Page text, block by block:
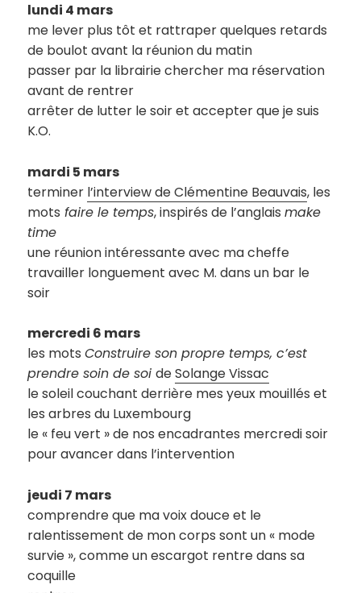
lundi 4 mars
me lever plus tôt et rattraper quelques retards
de boulot avant la réunion du matin
passer par la librairie chercher ma réservation
avant de rentrer
arrêter de lutter le soir et accepter que je suis
K.O.
mardi 5 mars
terminer l’interview de Clémentine Beauvais, les
mots faire le temps, inspirés de l’anglaismake
time
une réunion intéressante avec ma cheffe
travailler longuement avec M. dans un bar le
soir
mercredi 6 mars
les motsConstruire son propre temps, c’est
prendre soin de soideSolange Vissac
le soleil couchant derrière mes yeux mouillés et
les arbres du Luxembourg
le « feu vert » de nos encadrantes mercredi soir
pour avancer dans l’intervention
jeudi 7 mars
comprendre que ma voix douce et le
ralentissement de mon corps sont un « mode
survie », comme un escargot rentre dans sa
coquille